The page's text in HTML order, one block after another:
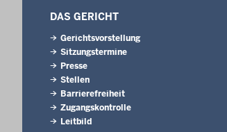
DAS GERICHT
Gerichtsvorstellung
Sitzungstermine
Presse
Stellen
Barrierefreiheit
Zugangskontrolle
Leitbild